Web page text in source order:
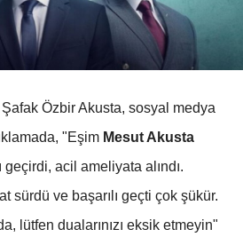
Özbir Akusta, sosyal medya
"Eşim Mesut Akusta
acil ameliyata alındı.
sürdü ve başarılı geçti çok şükür.
lütfen dualarınızı eksik etmeyin"